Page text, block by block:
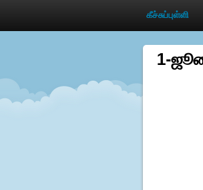
கீச்சுப்புள்ளி
1-